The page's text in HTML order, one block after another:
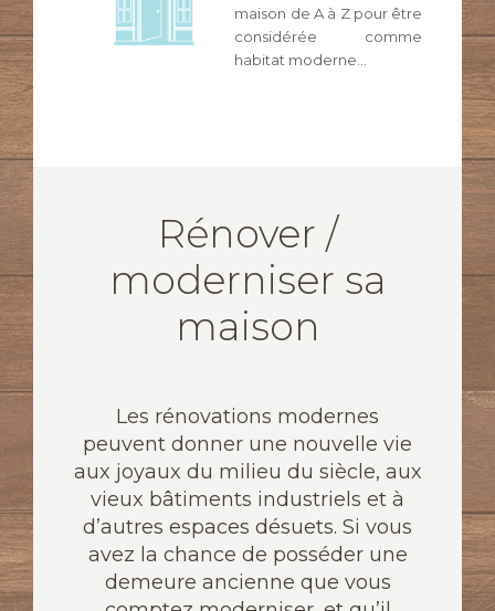
maison de A à Z pour être
considérée comme
habitat moderne…
Rénover /
moderniser sa
maison
Les rénovations modernes
peuvent donner une nouvelle vie
aux joyaux du milieu du siècle, aux
vieux bâtiments industriels et à
d’autres espaces désuets. Si vous
avez la chance de posséder une
demeure ancienne que vous